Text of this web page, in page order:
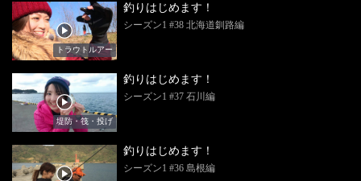
トラウトルアー
釣りはじめます！
シーズン1 #38 北海道釧路編
堤防・筏・投げ
釣りはじめます！
シーズン1 #37 石川編
釣りはじめます！
シーズン1 #36 島根編